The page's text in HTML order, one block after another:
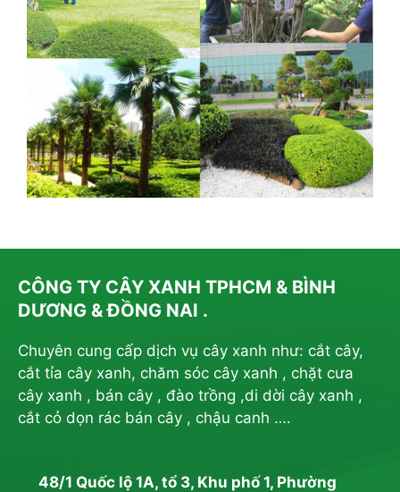
CÔNG TY CÂY XANH TPHCM & BÌNH
DƯƠNG & ĐỒNG NAI .
Chuyên cung cấp dịch vụ cây xanh như: cắt cây,
cắt tỉa cây xanh, chăm sóc cây xanh , chặt cưa
cây xanh , bán cây , đào trồng ,di dời cây xanh ,
cắt cỏ dọn rác bán cây , chậu canh ….
48/1 Quốc lộ 1A, tổ 3, Khu phố 1, Phường